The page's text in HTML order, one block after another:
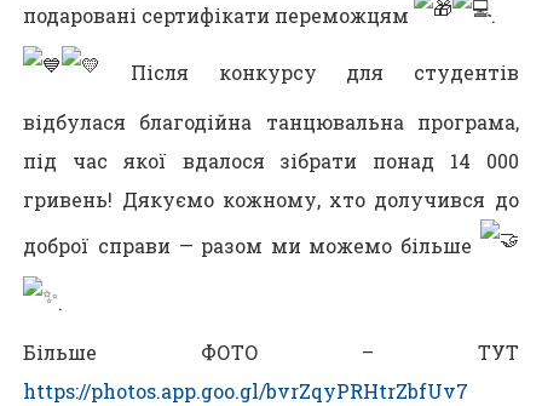
подаровані сертифікати переможцям
.
Після конкурсу для студентів
відбулася благодійна танцювальна програма,
під час якої вдалося зібрати понад 14 000
гривень! Дякуємо кожному, хто долучився до
доброї справи — разом ми можемо більше
.
Більше ФОТО – ТУТ
https://photos.app.goo.gl/bvrZqyPRHtrZbfUv7